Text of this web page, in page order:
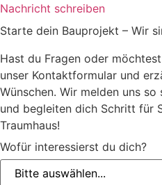
Nachricht schreiben
Starte dein Bauprojekt – Wir
Hast du Fragen oder
unser Kontaktformular und
Wünschen. Wir melden uns
und begleiten dich Schritt für
Traumhaus!
Wofür interessierst du dich?